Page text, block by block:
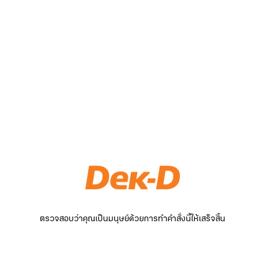
ตรวจสอบว่าคุณเป็นมนุษย์ด้วยการทำคำสั่งนี้ให้เสร็จสิ้น